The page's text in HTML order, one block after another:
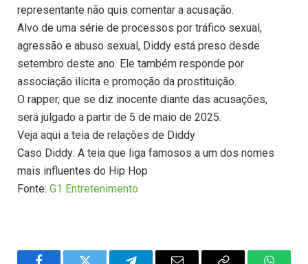
representante não quis comentar a acusação.
Alvo de uma série de processos por tráfico sexual,
agressão e abuso sexual, Diddy está preso desde
setembro deste ano. Ele também responde por
associação ilícita e promoção da prostituição.
O rapper, que se diz inocente diante das acusações,
será julgado a partir de 5 de maio de 2025.
Veja aqui a teia de relações de Diddy
Caso Diddy: A teia que liga famosos a um dos nomes
mais influentes do Hip Hop
Fonte: G1 Entretenimento